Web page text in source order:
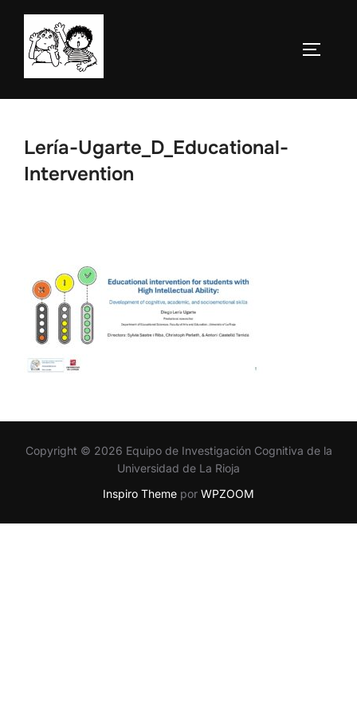
Saltar
contenido
Lería-Ugarte_D_Educational-
Intervention
Copyright © 2026 Equipo de Investigación Cognitiva de la
Universidad de La Rioja
Inspiro Theme por WPZOOM